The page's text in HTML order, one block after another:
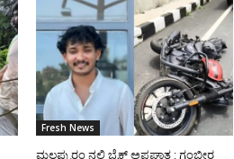
Fresh News
ಮಲಪ್ಪುರಂ ನಲ್ಲಿ ಬೈಕ್ ಅಪಘಾತ : ಗಂಭೀರ